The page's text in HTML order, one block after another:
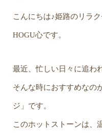
こんにちは♪姫路のリラ
HOGU心です。
最近、忙しい日々に追わ
そんな時におすすめなの
ジ」です。
このホットストーンは、